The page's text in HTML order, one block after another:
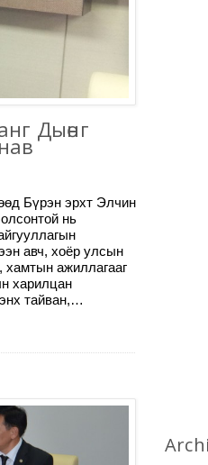
Дыөнг
Бүрэн эрхт Элчин
нь
авч, хоёр улсын
хамтын ажиллагааг
харилцан
тайван,…